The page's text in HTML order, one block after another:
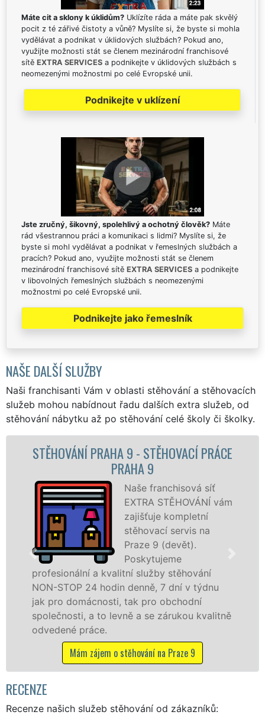
Máte cit a sklony k úklidům? Uklízíte ráda a máte pak skvělý
pocit z té zářivé čistoty a vůně? Myslíte si, že byste si mohla
vydělávat a podnikat v úklidových službách? Pokud ano,
využijte možnosti stát se členem mezinárodní franchisové
sítě EXTRA SERVICES a podnikejte v úklidových službách s
neomezenými možnostmi po celé Evropské unii.
Podnikejte v uklízení
Jste zručný, šikovný, spolehlivý a ochotný člověk? Máte
rád všestrannou práci a komunikaci s lidmi? Myslíte si, že
byste si mohl vydělávat a podnikat v řemeslných službách a
pracích? Pokud ano, využijte možnosti stát se členem
mezinárodní franchisové sítě EXTRA SERVICES a podnikejte
v libovolných řemeslných službách s neomezenými
možnostmi po celé Evropské unii.
Podnikejte jako řemeslník
NAŠE DALŠÍ SLUŽBY
Naši franchisanti Vám v oblasti stěhování a stěhovacích
služeb mohou nabídnout řadu dalších extra služeb, od
stěhování nábytku až po stěhování celé školy či školky.
PRÁCE
síť
vám
servis na
stěhování
dní v týdnu
kvalitně
STĚHOVACÍ SLUŽBA
služby zajišťujeme
celém okresu Praha 9 se
franchisové sítě EXTRA
Nabízíme stěhovací služby
Mám zájem o stěhovací služby
RECENZE
Recenze našich služeb stěhování od zákazníků: